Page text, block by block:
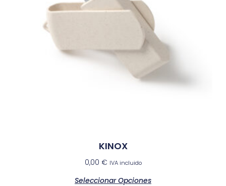
KINOX
0,00 € IVA incluido
Seleccionar Opciones